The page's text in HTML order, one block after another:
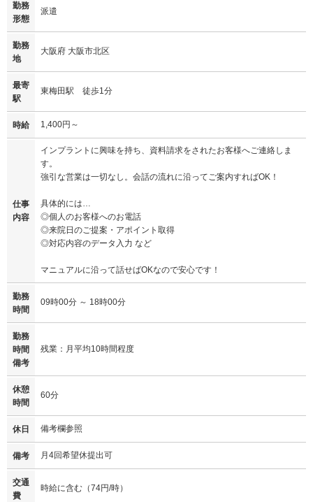
勤務
形態
派遣
勤務
地
大阪府 大阪市北区
最寄
駅
東梅田駅 徒歩1分
時給 1,400円～
仕事
内容
インプラントに興味を持ち、資料請求をされたお客様へご連絡しま
す。
強引な営業は一切なし。会話の流れに沿ってご案内すればOK！
具体的には…
◎個人のお客様へのお電話
◎来院日のご提案・アポイント取得
◎対応内容のデータ入力 など
マニュアルに沿って話せばOKなので安心です！
勤務
時間
09時00分 ～ 18時00分
勤務
時間
備考
残業：月平均10時間程度
休憩
時間
60分
休日 備考欄参照
備考 月4回希望休提出可
交通
費
時給に含む（74円/時）